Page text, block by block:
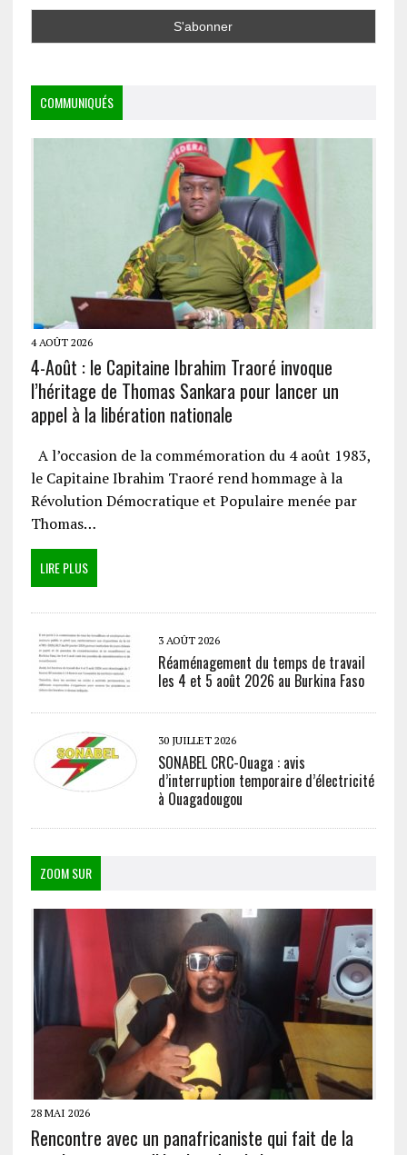
COMMUNIQUÉS
4 AOÛT 2026
4-Août : le Capitaine Ibrahim Traoré invoque
l’héritage de Thomas Sankara pour lancer un
appel à la libération nationale
A l’occasion de la commémoration du 4 août 1983,
le Capitaine Ibrahim Traoré rend hommage à la
Révolution Démocratique et Populaire menée par
Thomas…
LIRE PLUS
3 AOÛT 2026
Réaménagement du temps de travail
les 4 et 5 août 2026 au Burkina Faso
30 JUILLET 2026
SONABEL CRC-Ouaga : avis
d’interruption temporaire d’électricité
à Ouagadougou
ZOOM SUR
28 MAI 2026
Rencontre avec un panafricaniste qui fait de la